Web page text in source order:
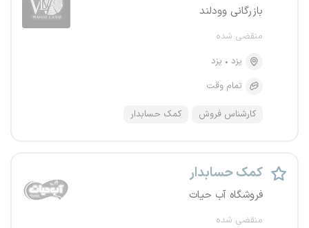
بازرگانی وودلند
منقضی شده
یزد
یزد
تمام وقت
کارشناس فروش کمک حسابدار
کمک حسابدار
فروشگاه آب حیات
منقضی شده